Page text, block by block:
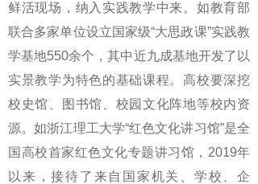
鲜活现场，纳入实践教学中来。如教育部
联合多家单位设立国家级“大思政课”实践教
学基地550余个，其中近九成基地开发了以
实景教学为特色的基础课程。高校要深挖
校史馆、图书馆、校园文化阵地等校内资
源。如浙江理工大学“红色文化讲习馆”是全
国高校首家红色文化专题讲习馆，2019年
以来，接待了来自国家机关、学校、企